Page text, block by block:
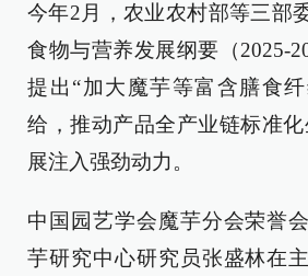
今年2月，农业农村部等三部
食物与营养发展纲要（2025-
提出“加大魔芋等富含膳食
给，推动产品全产业链标准
展注入强劲动力。
中国园艺学会魔芋分会荣誉
芋研究中心研究员张盛林在